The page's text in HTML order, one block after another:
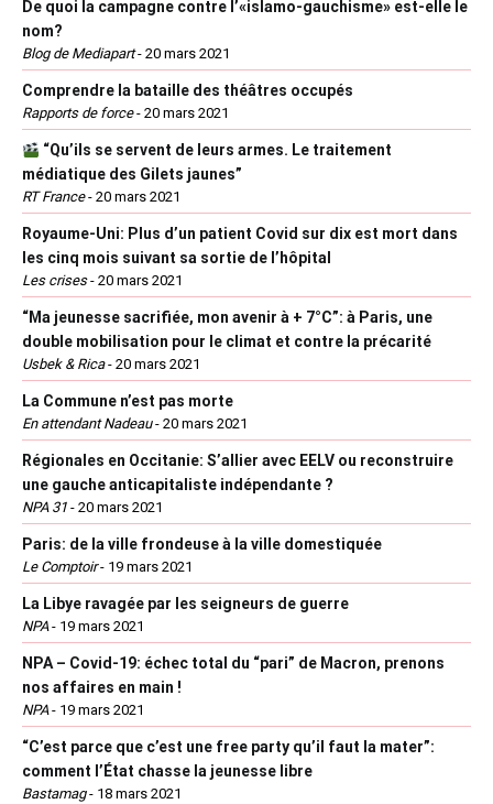
De quoi la campagne contre l’«islamo-gauchisme» est-elle le
nom?
Blog de Mediapart- 20 mars 2021
Comprendre la bataille des théâtres occupés
Rapports de force- 20 mars 2021
“Qu’ils se servent de leurs armes. Le traitement
médiatique des Gilets jaunes”
RT France- 20 mars 2021
Royaume-Uni: Plus d’un patient Covid sur dix est mort dans
les cinq mois suivant sa sortie de l’hôpital
Les crises- 20 mars 2021
“Ma jeunesse sacrifiée, mon avenir à + 7°C”: à Paris, une
double mobilisation pour le climat et contre la précarité
Usbek & Rica- 20 mars 2021
La Commune n’est pas morte
En attendant Nadeau- 20 mars 2021
Régionales en Occitanie: S’allier avec EELV ou reconstruire
une gauche anticapitaliste indépendante ?
NPA 31 - 20 mars 2021
Paris: de la ville frondeuse à la ville domestiquée
Le Comptoir- 19 mars 2021
La Libye ravagée par les seigneurs de guerre
NPA- 19 mars 2021
NPA – Covid-19: échec total du “pari” de Macron, prenons
nos affaires en main !
NPA- 19 mars 2021
“C’est parce que c’est une free party qu’il faut la mater”:
comment l’État chasse la jeunesse libre
Bastamag- 18 mars 2021